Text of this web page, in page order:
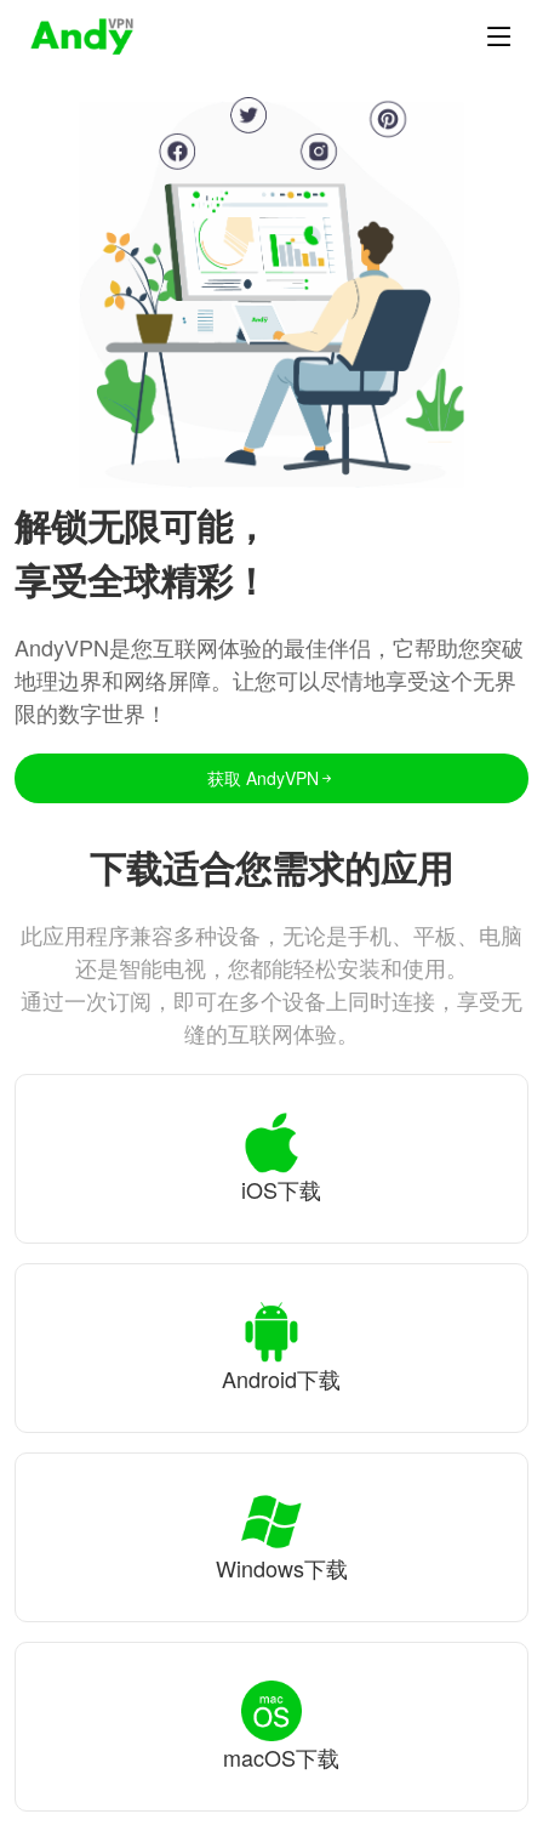
解锁无限可能，
享受全球精彩！
AndyVPN是您互联网体验的最佳伴侣，它帮助您突破
地理边界和网络屏障。让您可以尽情地享受这个无界
限的数字世界！
获取 AndyVPN
下载适合您需求的应用
此应用程序兼容多种设备，无论是手机、平板、电脑
还是智能电视，您都能轻松安装和使用。
通过一次订阅，即可在多个设备上同时连接，享受无
缝的互联网体验。
iOS下载
Android下载
Windows下载
macOS下载